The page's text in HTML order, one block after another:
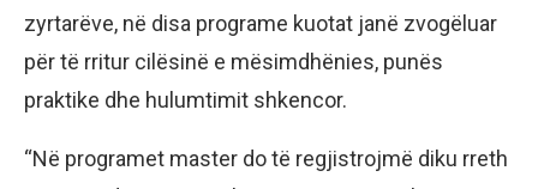
zyrtarëve, në disa programe kuotat janë zvogëluar
për të rritur cilësinë e mësimdhënies, punës
praktike dhe hulumtimit shkencor.
“Në programet master do të regjistrojmë diku rreth